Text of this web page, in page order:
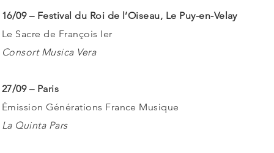
16/09 – Festival du Roi de l’Oiseau, Le Puy-en-Velay
Le Sacre de François Ier
Consort Musica Vera
27/09 – Paris
Émission Générations France Musique
La Quinta Pars